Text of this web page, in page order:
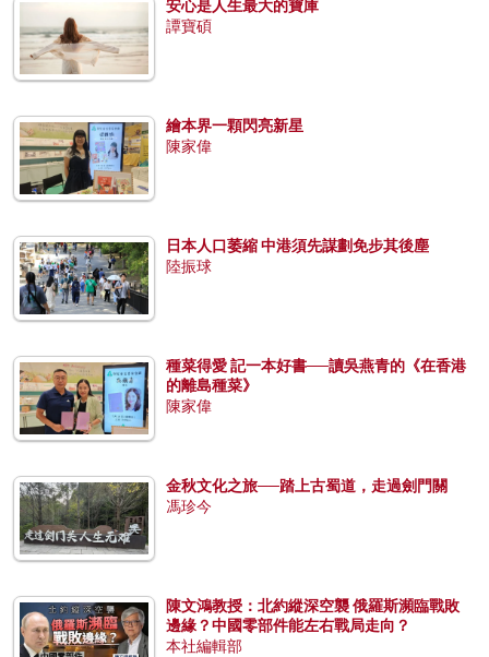
安心是人生最大的寶庫
譚寶碩
繪本界一顆閃亮新星
陳家偉
日本人口萎縮 中港須先謀劃免步其後塵
陸振球
種菜得愛 記一本好書──讀吳燕青的《在香港
的離島種菜》
陳家偉
金秋文化之旅──踏上古蜀道，走過劍門關
馮珍今
陳文鴻教授：北約縱深空襲 俄羅斯瀕臨戰敗
邊緣？中國零部件能左右戰局走向？
本社編輯部